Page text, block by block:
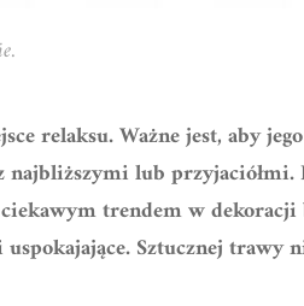
relaksu. Ważne jest, aby
najbliższymi lub
ciekawym trendem w
Sztucznej trawy